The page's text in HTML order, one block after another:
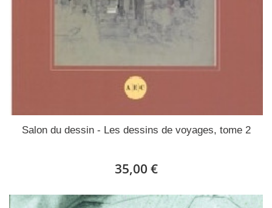
Salon du dessin - Les dessins de voyages, tome 2
35,00 €